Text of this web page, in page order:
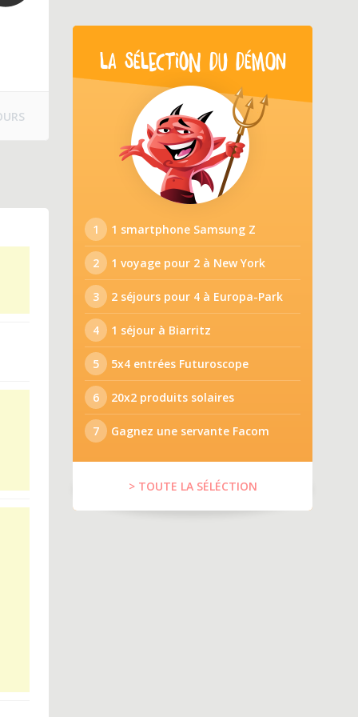
LA SÉLECTION DU DÉMON
1 1 smartphone Samsung Z
2 1 voyage pour 2 à New York
3 2 séjours pour 4 à Europa-Park
4 1 séjour à Biarritz
5 5x4 entrées Futuroscope
6 20x2 produits solaires
7 Gagnez une servante Facom
> TOUTE LA SÉLÉCTION